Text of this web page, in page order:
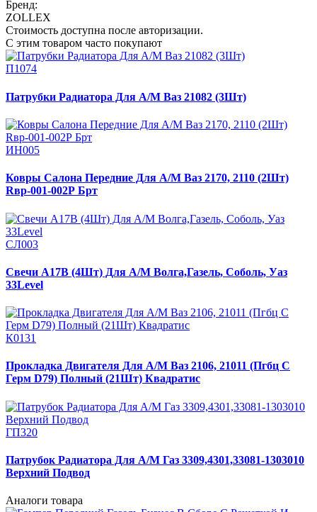
Бренд:
ZOLLEX
Стоимость доступна после авторизации.
С этим товаром часто покупают
П1074
Патрубки Радиатора Для А/М Ваз 21082 (3Шт)
ИН005
Ковры Салона Передние Для А/М Ваз 2170, 2110 (2Шт)
Rвp-001-002Р Брт
СЛ003
Свечи А17В (4Шт) Для А/М Волга,Газель, Соболь, Уаз
33Level
К0131
Прокладка Двигателя Для А/М Ваз 2106, 21011 (Пгбц С
Герм D79) Полный (21Шт) Квадратис
ГП320
Патрубок Радиатора Для А/М Газ 3309,4301,33081-1303010
Верхний Подвод
Аналоги товара